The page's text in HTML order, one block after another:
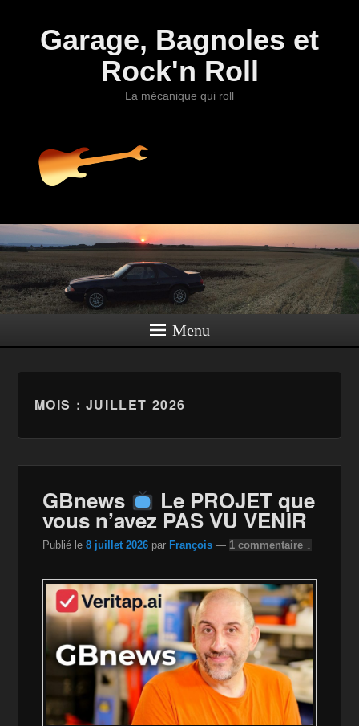
Garage, Bagnoles et
Rock'n Roll
La mécanique qui roll
Menu
MOIS : JUILLET 2026
GBnews Le PROJET que
vous n’avez PAS VU VENIR
Publié le8 juillet 2026 par François — 1 commentaire ↓